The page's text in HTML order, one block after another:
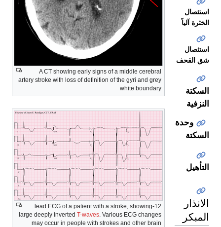
A CT showing early signs of a middle cerebral
artery stroke with loss of definition of the gyri and grey
white boundary
12-lead ECG of a patient with a stroke, showing
large deeply inverted T-waves. Various ECG changes
may occur in people with strokes and other brain
استئصال
الخثرة آلياً
استئصال
شق القحف
السكتة
النزفية
وحدة
السكتة
التأهيل
الانذار
المبكر